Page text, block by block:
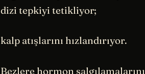
dizi tepkiyi tetikliyor;
kalp atışlarını hızlandırıyor.
Bezlere hormon